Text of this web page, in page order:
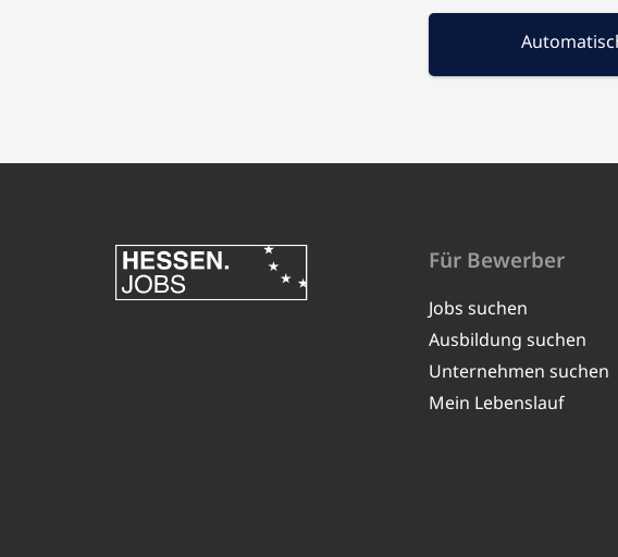
Für Bewerber
Jobs suchen
Ausbildung suchen
Unternehmen suchen
Mein Lebenslauf